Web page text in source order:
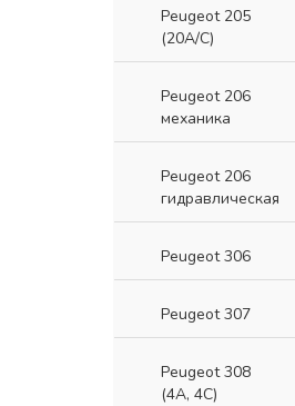
Peugeot 205
(20A/C)
Peugeot 206
механика
Peugeot 206
гидравлическая
Peugeot 306
Peugeot 307
Peugeot 308
(4A, 4C)